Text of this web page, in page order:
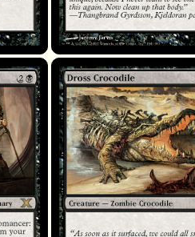
Crocodile de Mephidross